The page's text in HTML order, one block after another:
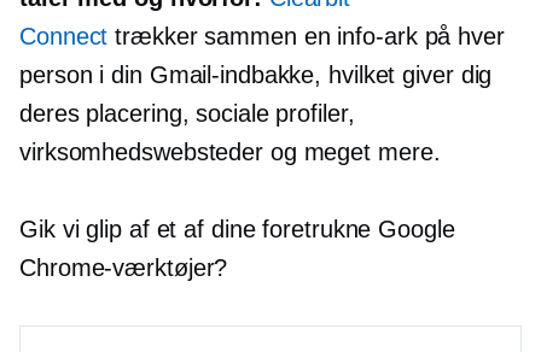
Connect trækker sammen en info-arkpå hver
person i din Gmail-indbakke, hvilket giver dig
deres placering, sociale profiler,
virksomhedswebsteder og meget mere.
Gik vi glip af et af dine foretrukne Google
Chrome-værktøjer?